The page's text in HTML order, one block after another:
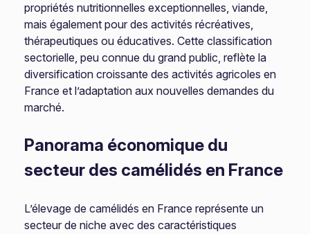
propriétés nutritionnelles exceptionnelles, viande,
mais également pour des activités récréatives,
thérapeutiques ou éducatives. Cette classification
sectorielle, peu connue du grand public, reflète la
diversification croissante des activités agricoles en
France et l’adaptation aux nouvelles demandes du
marché.
Panorama économique du
secteur des camélidés en France
L’élevage de camélidés en France représente un
secteur de niche avec des caractéristiques